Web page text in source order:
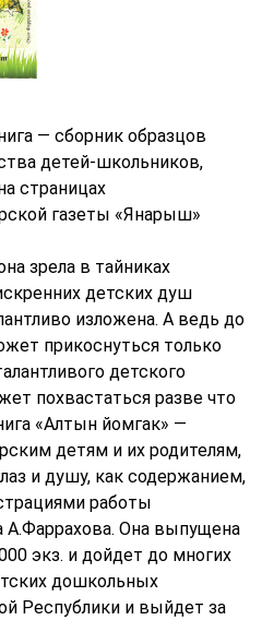
— сборник образцов
детей-школьников,
страницах
газеты «Янарыш»
зрела в тайниках
детских душ
изложена. А ведь до
прикоснуться только
детского
похвастаться разве что
«Алтын йомгак» —
детям и их родителям,
и душу, как содержанием,
работы
А.Фаррахова. Она выпущена
экз. и дойдет до многих
дошкольных
Республики и выйдет за